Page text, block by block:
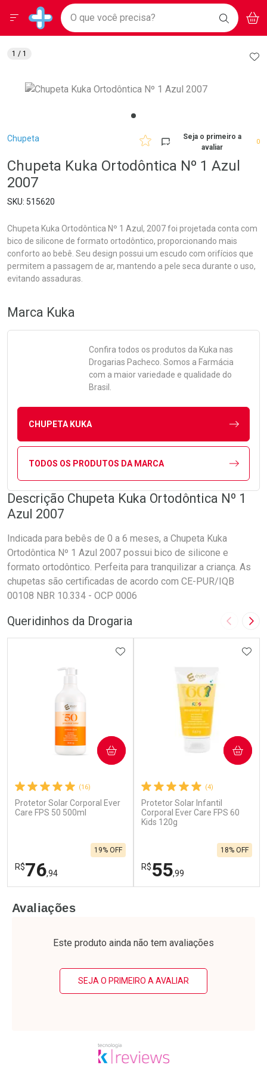
Drogarias Pacheco
Baixe nosso APP e aproveite Ofertas Exclusivas!
BAIXE
O APP
Ir direto para a home
pela página
Ir direto para o conteúdo
Ir direto para a busca
Ir direto para a conta
Ir direto para a notificações
Ir direto para o carrinho
Faça a sua busca
O que você precisa? BUSCAR
Menu
Breadcrumb
Chupeta
Seja o primeiro a
avaliar
0
Chupeta Kuka Ortodôntica Nº 1 Azul
2007
515620
Chupeta Kuka Ortodôntica Nº 1 Azul, 2007 foi projetada conta com
bico de silicone de formato ortodôntico, proporcionando mais
conforto ao bebê. Seu design possui um escudo com orifícios que
permitem a passagem de ar, mantendo a pele seca durante o uso,
evitando assaduras.
1 / 1
Marca Kuka
Confira todos os produtos da Kuka nas
Drogarias Pacheco. Somos a Farmácia
com a maior variedade e qualidade do
Brasil.
CHUPETA KUKA
TODOS OS PRODUTOS DA MARCA
Descrição Chupeta Kuka Ortodôntica Nº 1
Azul 2007
Indicada para bebês de 0 a 6 meses, a Chupeta Kuka
Ortodôntica Nº 1 Azul 2007 possui bico de silicone e
formato ortodôntico. Perfeita para tranquilizar a criança. As
chupetas são certificadas de acordo com CE-PUR/IQB
00108 NBR 10.334 - OCP 0006
Queridinhos da Drogaria Imagem
(16)
Protetor Solar Corporal Ever
Care FPS 50 500ml
R$76,94
19% OFF
ADICIONAR AOS FAVORITOS
COMPRAR
Laboratório
Por Menos
(4)
Protetor Solar Infantil
Corporal Ever Care FPS 60
Kids 120g
R$55,99
18% OFF
COMPRAR
Laboratório
Por Menos
Avaliações
Este produto ainda não tem avaliações
SEJA O PRIMEIRO A AVALIAR